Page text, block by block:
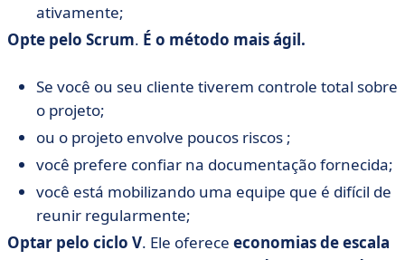
ativamente;
Opte pelo Scrum. É o método mais ágil.
Se você ou seu cliente tiverem controle total sobre
o projeto;
ou o projeto envolve poucos riscos ;
você prefere confiar na documentação fornecida;
você está mobilizando uma equipe que é difícil de
reunir regularmente;
Optar pelo ciclo V. Ele oferece economias de escala